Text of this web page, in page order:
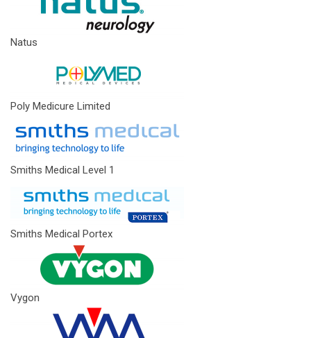
Natus
Poly Medicure Limited
Smiths Medical Level 1
Smiths Medical Portex
Vygon